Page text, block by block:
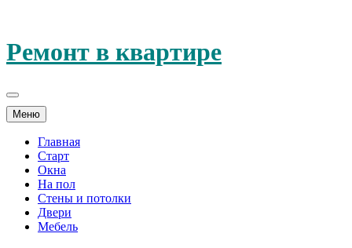
Ремонт в квартире
Меню
Главная
Старт
Окна
На пол
Стены и потолки
Двери
Мебель